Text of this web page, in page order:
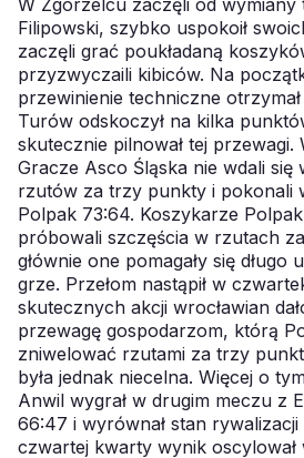
W Zgorzelcu zaczęli od wymiany
Filipowski, szybko uspokoił
zaczęli grać poukładaną
przyzwyczaili kibiców. Na
przewinienie techniczne
Turów odskoczył na kilka
skutecznie pilnował tej przewagi.
Gracze Asco Śląska nie wdali się
rzutów za trzy punkty i pokonali
Polpak 73:64. Koszykarze
próbowali szczęścia w rzutach
głównie one pomagały się
grze. Przełom nastąpił w
skutecznych akcji wrocławian
przewagę gospodarzom, którą
zniwelować rzutami za trzy
była jednak niecelna. Więcej o
Anwil wygrał w drugim meczu z
66:47 i wyrównał stan rywalizacji
czwartej kwarty wynik oscylował